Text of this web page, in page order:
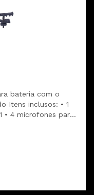
bateria com o
1
• 4 microfones para